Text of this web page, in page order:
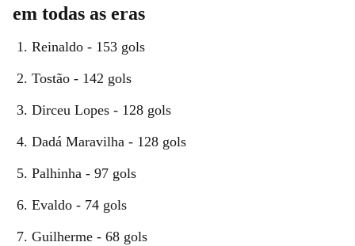
em todas as eras
Reinaldo - 153 gols
Tostão - 142 gols
Dirceu Lopes - 128 gols
Dadá Maravilha - 128 gols
Palhinha - 97 gols
Evaldo - 74 gols
Guilherme - 68 gols